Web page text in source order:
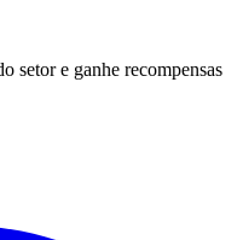
setor e ganhe recompensas